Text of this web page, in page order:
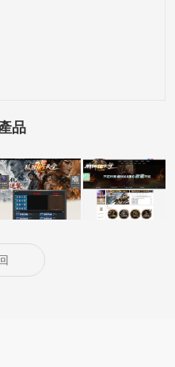
品
客戶展示案
例13
15000客戶展示
案例6